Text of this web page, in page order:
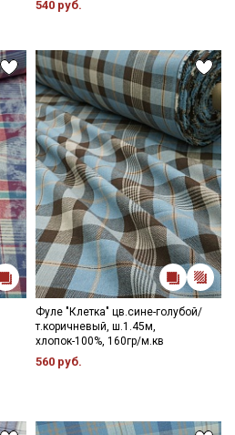
540 руб.
Фуле "Клетка" цв.сине-голубой/
т.коричневый, ш.1.45м,
хлопок-100%, 160гр/м.кв
560 руб.